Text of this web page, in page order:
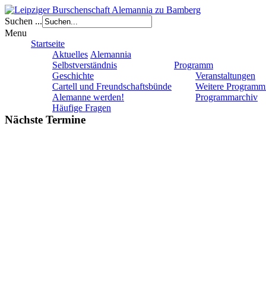
Suchen ...
Menu
Startseite
Aktuelles Alemannia
Selbstverständnis
Geschichte
Cartell und Freundschaftsbünde
Alemanne werden!
Häufige Fragen
Programm
Veranstaltungen
Weitere
Programmarchiv
Nächste Termine